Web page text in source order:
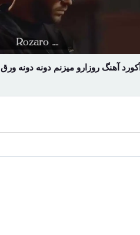
آکورد آهنگ روزارو میزنم دونه دونه ورق